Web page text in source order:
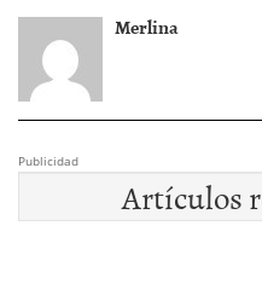
Merlina
Publicidad
Artículos